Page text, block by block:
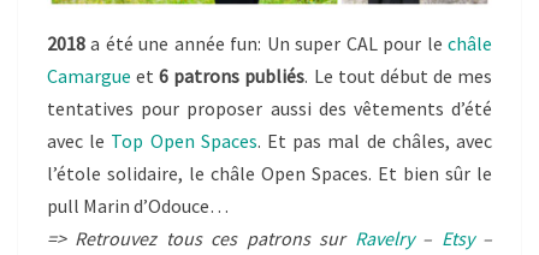
2018 a été une année fun: Un super CAL pour le châle
Camargue et6 patrons publiés. Le tout début de mes
tentatives pour proposer aussi des vêtements d’été
avec le Top Open Spaces. Et pas mal de châles, avec
l’étole solidaire, le châle Open Spaces. Et bien sûr le
pull Marin d’Odouce…
=> Retrouvez tous ces patrons sur Ravelry– Etsy–